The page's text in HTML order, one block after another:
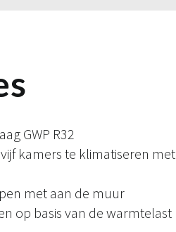
GWP R32
kamers te klimatiseren met
met aan de muur
op basis van de warmtelast